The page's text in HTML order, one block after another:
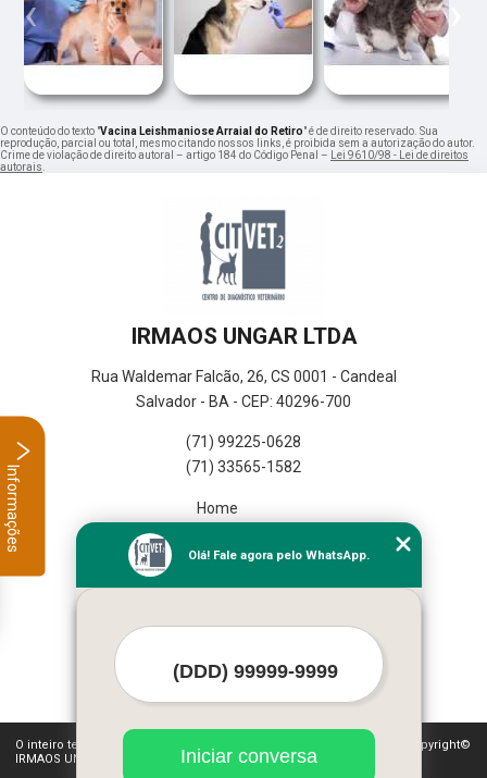
‹ ›
O conteúdo do texto "Vacina Leishmaniose Arraial do Retiro" é de direito reservado. Sua
reprodução, parcial ou total, mesmo citando nossos links, é proibida sem a autorização do autor.
Crime de violação de direito autoral – artigo 184 do Código Penal –
Lei 9610/98 - Lei de direitos
autorais
IRMAOS UNGAR LTDA
Rua Waldemar Falcão, 26, CS 0001 - Candeal
Salvador - BA - CEP: 40296-700
(71) 99225-0628
(71) 33565-1582
Home
Missão
O inteiro teor deste site está sujeito à proteção de direitos autorais. Copyright©
IRMAOS UNGAR LTDA (Lei 9610 de 19/02/1998)
Olá! Fale agora pelo WhatsApp.
Iniciar conversa
Informações